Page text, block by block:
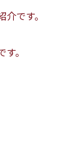
です。
。